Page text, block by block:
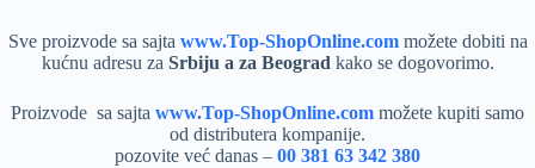
Sve proizvode sa sajta www.Top-ShopOnline.com možete dobiti na
kućnu adresu za Srbiju a za Beograd kako se dogovorimo.
Proizvode sa sajta www.Top-ShopOnline.com možete kupiti samo
od distributera kompanije.
pozovite već danas – 00 381 63 342 380